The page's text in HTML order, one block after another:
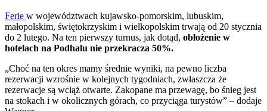
Ferie w województwach kujawsko-pomorskim, lubuskim,
małopolskim, świętokrzyskim i wielkopolskim trwają od 20 stycznia
do 2 lutego. Na ten pierwszy turnus, jak dotąd, obłożenie w
hotelach na Podhalu nie przekracza 50%.
„Choć na ten okres mamy średnie wyniki, na pewno liczba
rezerwacji wzrośnie w kolejnych tygodniach, zwłaszcza że
rezerwacje są wciąż otwarte. Zakopane ma przewagę, bo śnieg jest
na stokach i w okolicznych górach, co przyciąga turystów” – dodaje